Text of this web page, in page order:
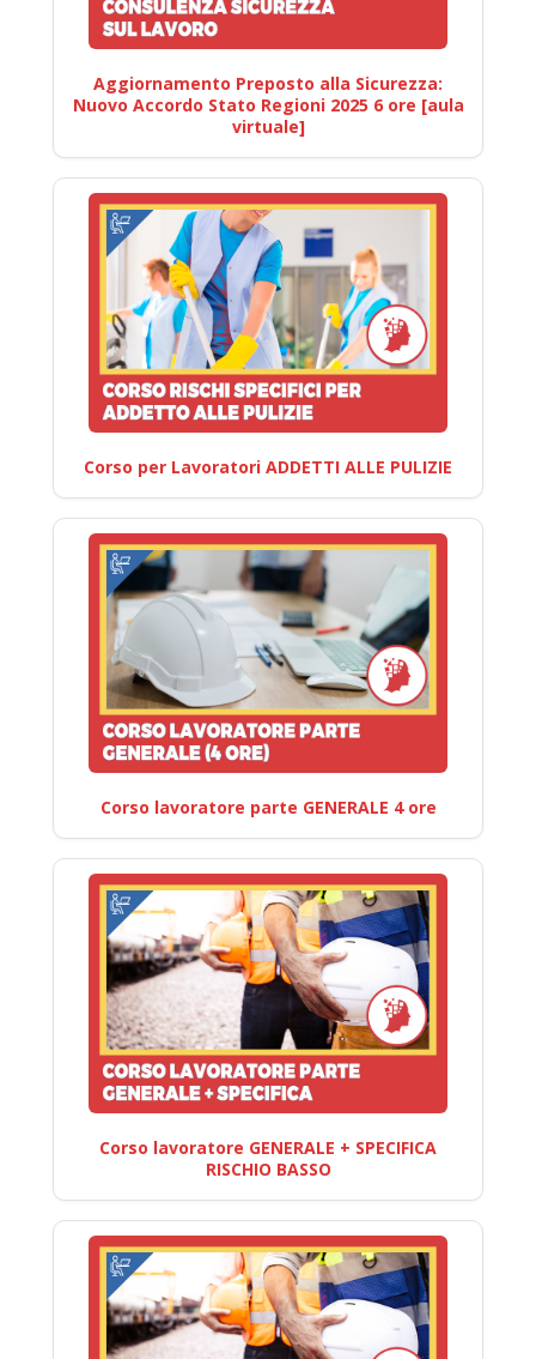
Aggiornamento Preposto alla Sicurezza:
Nuovo Accordo Stato Regioni 2025 6 ore [aula
virtuale]
Corso per Lavoratori ADDETTI ALLE PULIZIE
Corso lavoratore parte GENERALE 4 ore
Corso lavoratore GENERALE + SPECIFICA
RISCHIO BASSO